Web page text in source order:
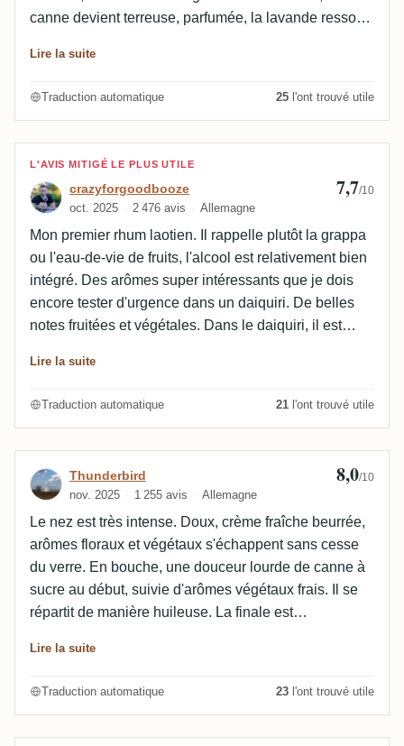
canne devient terreuse, parfumée, la lavande ressort,
d'ananas et une touche épicée. 8 : En bouche,
avec de la canne à sucre herbacée, florale, herbacée,
citron, tropical avec de l'ananas et des fruits secs. 7,8
herbacée, verte, herbeuse, florale avec de la lavande,
minérale, épicée avec du poivre noir, fumée, beurrée,
fruitée avec des agrumes. Édit : 8.5.26
Lire la suite
Traduction automatique 25 l'ont trouvé utile
Avis de crazyforgoodbooze
L'AVIS MITIGÉ LE PLUS UTILE
crazyforgoodbooze
oct. 2025 2 476 avis Allemagne
7,7/10
Mon premier rhum laotien. Il rappelle plutôt la grappa
ou l'eau-de-vie de fruits, l'alcool est relativement bien
intégré. Des arômes super intéressants que je dois
encore tester d'urgence dans un daiquiri. De belles
notes fruitées et végétales. Dans le daiquiri, il est
fruité pour moi. Mais dans l'ensemble, c'est un
Lire la suite
Traduction automatique 21 l'ont trouvé utile
Avis de Thunderbird
Thunderbird
nov. 2025 1 255 avis Allemagne
8,0/10
Le nez est très intense. Doux, crème fraîche beurrée,
arômes floraux et végétaux s'échappent sans cesse
du verre. En bouche, une douceur lourde de canne à
sucre au début, suivie d'arômes végétaux frais. Il se
répartit de manière huileuse. La finale est
amère.
Lire la suite
Traduction automatique 23 l'ont trouvé utile